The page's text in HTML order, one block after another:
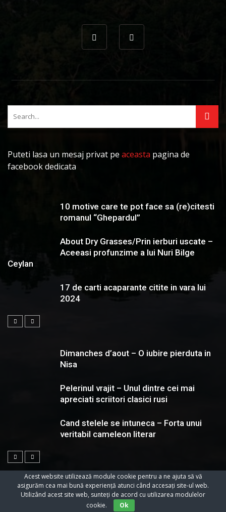
Puteti lasa un mesaj privat pe aceasta pagina de
facebook dedicata
10 motive care te pot face sa (re)citesti
romanul “Ghepardul”
About Dry Grasses/Prin ierburi uscate –
Aceeasi profunzime a lui Nuri Bilge
Ceylan
17 de carti acaparante citite in vara lui
2024
Dimanches d’aout – O iubire pierduta in
Nisa
Pelerinul vrajit – Unul dintre cei mai
apreciati scriitori clasici rusi
Cand stelele se intuneca – Forta unui
veritabil cameleon literar
© 2023 Toate Drepturile Rezervate Cartifilmepasiuni.ro
Acest website utilizează module cookie pentru a ne ajuta să vă
asigurăm cea mai bună experiență atunci când accesați site-ul web.
Utilizând acest site web, sunteți de acord cu utilizarea modulelor
cookie.
Ok